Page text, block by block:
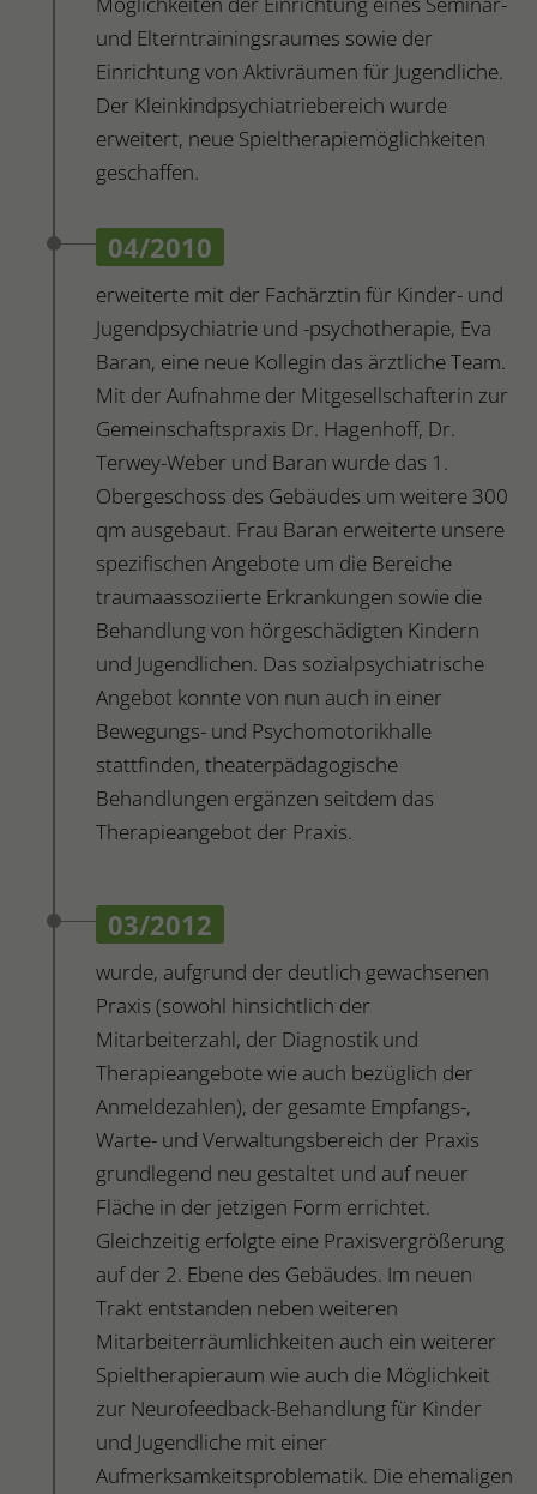
und Elterntrainingsraumes sowie der
Einrichtung von Aktivräumen für Jugendliche.
Der Kleinkindpsychiatriebereich wurde
erweitert, neue Spieltherapiemöglichkeiten
geschaffen.
04/2010
erweiterte mit der Fachärztin für Kinder- und
Jugendpsychiatrie und -psychotherapie, Eva
Baran, eine neue Kollegin das ärztliche Team.
Mit der Aufnahme der Mitgesellschafterin zur
Gemeinschaftspraxis Dr. Hagenhoff, Dr.
Terwey-Weber und Baran wurde das 1.
Obergeschoss des Gebäudes um weitere 300
qm ausgebaut. Frau Baran erweiterte unsere
spezifischen Angebote um die Bereiche
traumaassoziierte Erkrankungen sowie die
Behandlung von hörgeschädigten Kindern
und Jugendlichen. Das sozialpsychiatrische
Angebot konnte von nun auch in einer
Bewegungs- und Psychomotorikhalle
stattfinden, theaterpädagogische
Behandlungen ergänzen seitdem das
Therapieangebot der Praxis.
03/2012
wurde, aufgrund der deutlich gewachsenen
Praxis (sowohl hinsichtlich der
Mitarbeiterzahl, der Diagnostik und
Therapieangebote wie auch bezüglich der
Anmeldezahlen), der gesamte Empfangs-,
Warte- und Verwaltungsbereich der Praxis
grundlegend neu gestaltet und auf neuer
Fläche in der jetzigen Form errichtet.
Gleichzeitig erfolgte eine Praxisvergrößerung
auf der 2. Ebene des Gebäudes. Im neuen
Trakt entstanden neben weiteren
Mitarbeiterräumlichkeiten auch ein weiterer
Spieltherapieraum wie auch die Möglichkeit
zur Neurofeedback-Behandlung für Kinder
und Jugendliche mit einer
Aufmerksamkeitsproblematik. Die ehemaligen